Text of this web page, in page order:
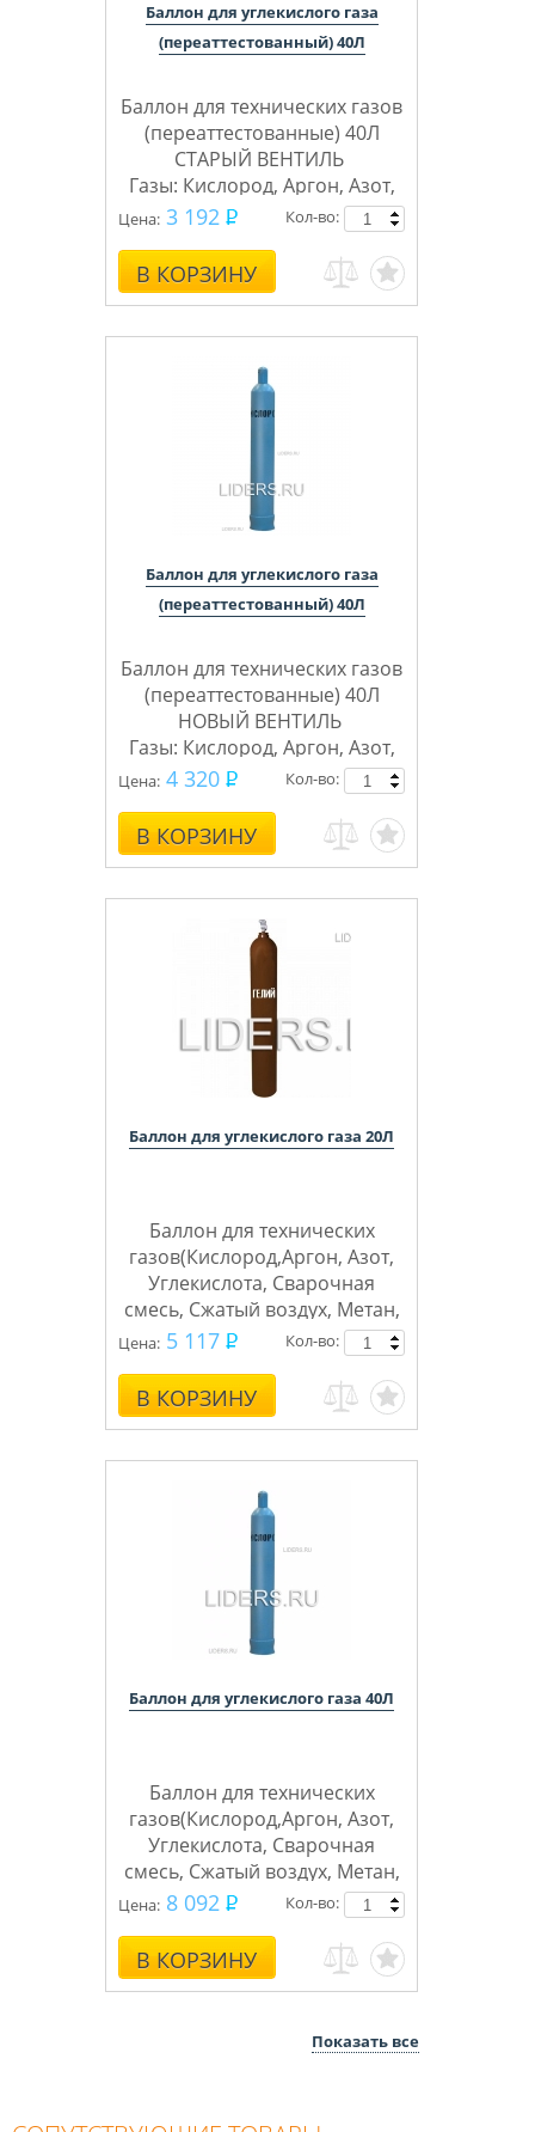
Баллон для углекислого газа
(переаттестованный) 40Л
Баллон для технических газов
(переаттестованные) 40Л
СТАРЫЙ ВЕНТИЛЬ
Газы: Кислород, Аргон, Азот,
Углекислота, Сварочная
Бренд баллонов ПНТ3
Цена: 3 192
В КОРЗИНУ
Кол-во:
Баллон для углекислого газа
(переаттестованный) 40Л
Баллон для технических газов
(переаттестованные) 40Л
НОВЫЙ ВЕНТИЛЬ
Газы: Кислород, Аргон, Азот,
Углекислота, Сварочная
Бренд баллонов ПНТ3
Цена: 4 320
В КОРЗИНУ
Кол-во:
Баллон для углекислого газа 20Л
Баллон для технических
газов(Кислород,Аргон, Азот,
Углекислота, Сварочная
смесь, Сжатый воздух, Метан,
Пропан, Водород, Гелий)
Бренд баллонов ТГС
Цена: 5 117
В КОРЗИНУ
Кол-во:
Баллон для углекислого газа 40Л
Баллон для технических
газов(Кислород,Аргон, Азот,
Углекислота, Сварочная
смесь, Сжатый воздух, Метан,
Пропан, Водород, Гелий,
Ацетилен, Аммиак)
Бренд баллонов ПНТ3
Цена: 8 092
В КОРЗИНУ
Кол-во:
Показать все